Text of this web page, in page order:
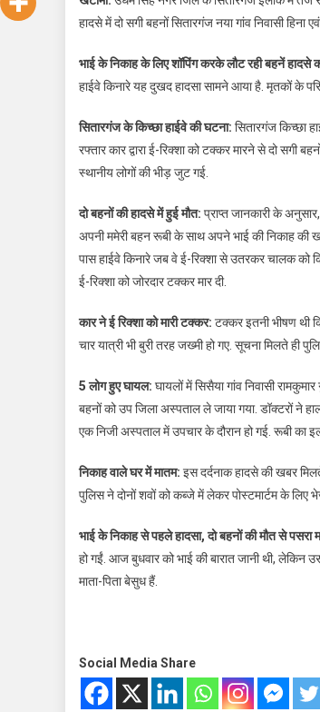
हादसे में दो सगी बहनों सितारगंज नया गांव निवासी हिना
भाई के निकाह के लिए शॉपिंग करके लौट रही बहनें हादसे
हाईवे किनारे यह दुखद हादसा सामने आया है. मृतकों के
सितारगंज के किच्छा हाईवे की घटना: सितारगंज किच्छा
रफ्तार कार द्वारा ई-रिक्शा को टक्कर मारने से दो
स्थानीय लोगों की भीड़ जुट गई.
दो बहनों की हादसे में हुई मौत: प्राप्त जानकारी के
अपनी ममेरी बहन रूबी के साथ अपने भाई की निकाह की
पास हाईवे किनारे जब वे ई-रिक्शा से उतरकर चालक
ई-रिक्शा को जोरदार टक्कर मार दी.
कार ने ई रिक्शा को मारी टक्कर: टक्कर इतनी भीषण थी
चार यात्री भी बुरी तरह जख्मी हो गए. सूचना मिलते ही
5 लोग हुए घायल: घायलों में सिसैया गांव निवासी
बहनों को उप जिला अस्पताल ले जाया गया. डॉक्टरों ने
एक निजी अस्पताल में उपचार के दौरान हो गई. रूबी का
निकाह वाले घर में मातम: इस दर्दनाक हादसे की खबर
पुलिस ने दोनों शवों को कब्जे में लेकर पोस्टमार्टम के लिए
भाई के निकाह से पहले हादसा, दो बहनों की मौत से पसरा
हो गईं. आज बुधवार को भाई की बारात जानी थी, लेकिन
माता-पिता बेसुध हैं.
Social Media Share